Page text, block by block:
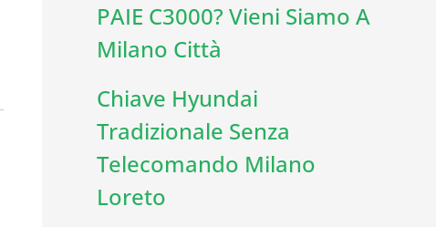
PAIE C3000? Vieni Siamo A
Milano Città
Chiave Hyundai
Tradizionale Senza
Telecomando Milano
Loreto